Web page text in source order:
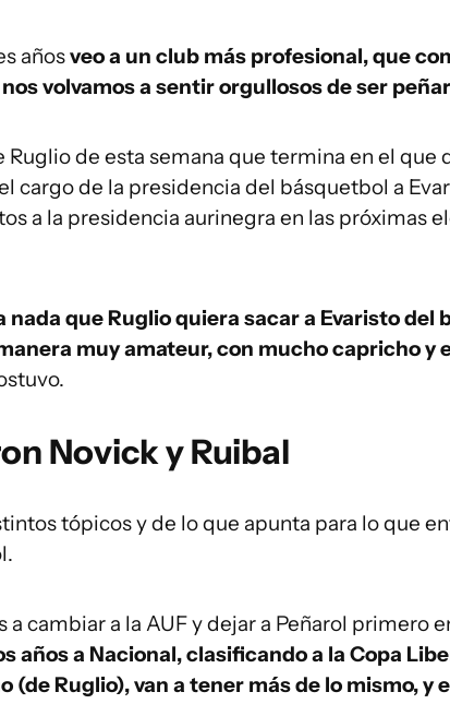
añosveo a un club más profesional, que
volvamos a sentir orgullosos de ser
Ruglio de esta semana que termina en el que
cargo de la presidencia del básquetbol a
a la presidencia aurinegra en las próximas
que Ruglio quiera sacar a Evaristo del
muy amateur, con mucho capricho y
Novick y Ruibal
tópicos y de lo que apunta para lo que
a cambiar a la AUF y dejar a Peñarol primero
años a Nacional, clasificando a la Copa
(de Ruglio), van a tener más de lo mismo, y